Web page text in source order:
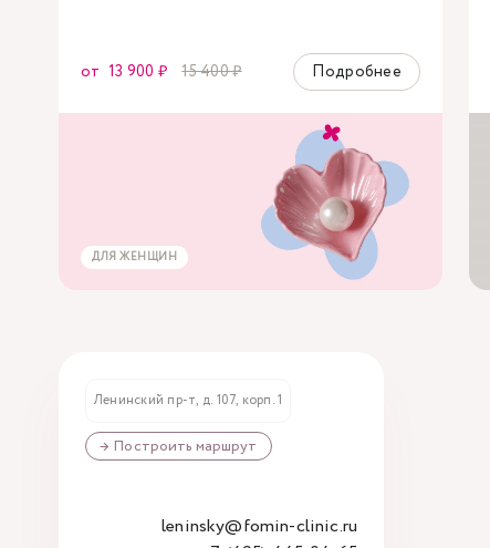
от 13 900 ₽ 15 400 ₽ Подробнее
ДЛЯ ЖЕНЩИН
Ленинский пр-т, д. 107, корп. 1
→ Построить маршрут
leninsky@fomin-clinic.ru